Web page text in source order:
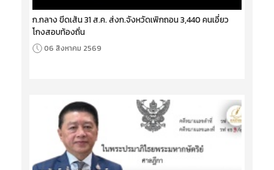
ก.กลาง ขีดเส้น 31 ส.ค. ส่งก.จังหวัดเพิกถอน 3,440 คนเอี่ยว
โกงสอบท้องถิ่น
06 สิงหาคม 2569